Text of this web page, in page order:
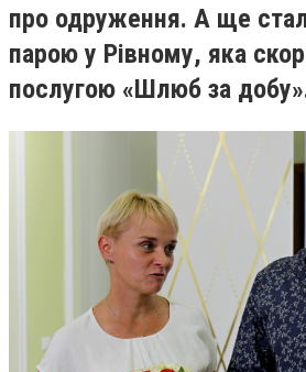
про одруження. А ще
парою у Рівному, яка
послугою «Шлюб за